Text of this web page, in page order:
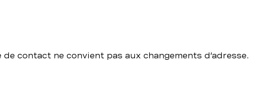
contact ne convient pas aux changements d’adresse.